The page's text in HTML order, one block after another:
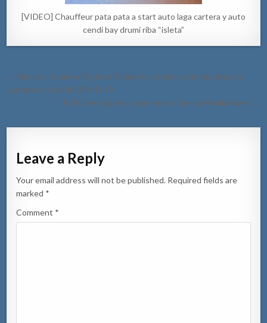
[VIDEO] Chauffeur pata pata a start auto laga cartera y auto
cendi bay drumi riba “isleta”
Post
navigation
← Minister Xiomara Maduro: Gobierno a traha pa brinda alivio pa
surpasa e crisis di COVID-19
Polis investigando losmento di tiro na Madiki Kavel →
Leave a Reply
Your email address will not be published. Required fields are
marked *
Comment *